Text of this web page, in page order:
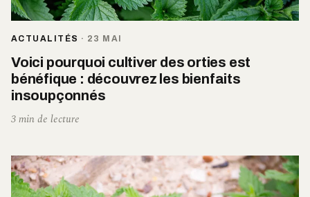
ACTUALITÉS · 23 MAI
Voici pourquoi cultiver des orties est
bénéfique : découvrez les bienfaits
insoupçonnés
3 min de lecture